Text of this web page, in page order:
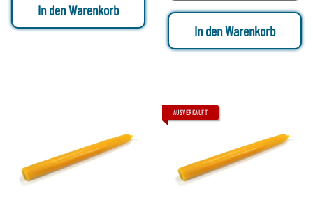
In den Warenkorb
In den Warenkorb
AUSVERKAUFT